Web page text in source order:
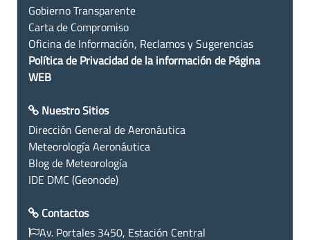
Gobierno Transparente
Carta de Compromiso
Oficina de Información, Reclamos y Sugerencias
Política de Privacidad de la información de Página
WEB
Nuestro Sitios
Dirección General de Aeronáutica
Meteorología Aeronáutica
Blog de Meteorología
IDE DMC (Geonode)
Contactos
Av. Portales 3450, Estación Central